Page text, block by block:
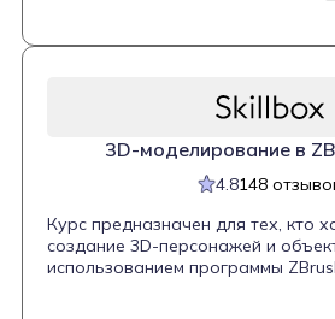
3D-моделирование в
4.8148
Курс предназначен для тех, кто
создание 3D-персонажей и
использованием программы